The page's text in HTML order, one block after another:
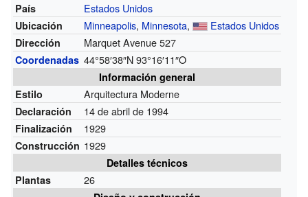
País
Estados Unidos
Ubicación Minneapolis, Minnesota, Estados Unidos
Dirección Marquet Avenue 527
Coordenadas 44°58′38″N93°16′11″O
Información general
Estilo
Arquitectura Moderne
Declaración 14 de abril de 1994
Finalización 1929
Construcción 1929
Detalles técnicos
Plantas
26